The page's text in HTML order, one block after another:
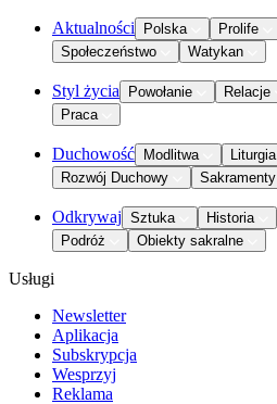
Aktualności Polska Prolife
Społeczeństwo
Watykan
Styl życia Powołanie Relacje
Praca
Duchowość Modlitwa Liturgia
Rozwój Duchowy
Sakramenty
Odkrywaj Sztuka Historia
Podróż
Obiekty sakralne
Usługi
Newsletter
Aplikacja
Subskrypcja
Wesprzyj
Reklama